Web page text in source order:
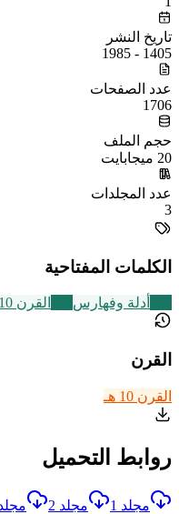
تاريخ النشر
1405 - 1985
عدد الصفحات
1706
حجم الملف
20 ميجابايت
عدد المجلدات
3
الكلمات المفتاحية
أدلة وفهارس القرن 10 هـ
القرن
القرن 10 هـ
روابط التحميل
مجلد 1 مجلد 2 مجلد